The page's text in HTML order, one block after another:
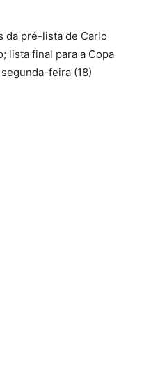
da pré-lista de Carlo
lista final para a Copa
feira (18)